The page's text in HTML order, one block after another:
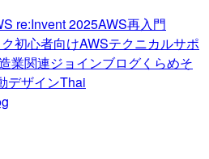
re:Invent 2025AWS再入門
初心者向けAWSテクニカルサポ
業関連ジョインブログくらめそ
デザインThai